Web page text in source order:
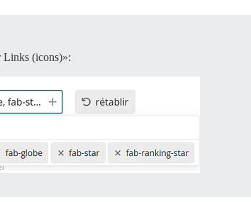
Links (icons)»: